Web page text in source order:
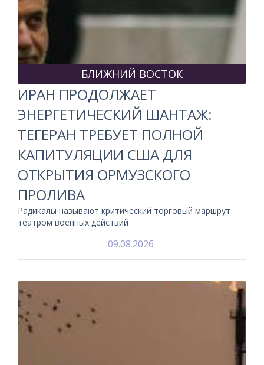
БЛИЖНИЙ ВОСТОК
ИРАН ПРОДОЛЖАЕТ
ЭНЕРГЕТИЧЕСКИЙ ШАНТАЖ:
ТЕГЕРАН ТРЕБУЕТ ПОЛНОЙ
КАПИТУЛЯЦИИ США ДЛЯ
ОТКРЫТИЯ ОРМУЗСКОГО
ПРОЛИВА
Радикалы называют критический торговый маршрут
театром военных действий
09.08.2026